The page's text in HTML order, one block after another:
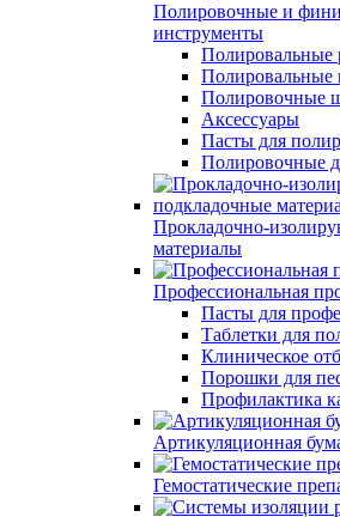
Полировочные и
инструменты
Полировальные
Полировальные
Полировочные
Аксессуары
Пасты для
Полировочные
Прокладочно-
материалы
Профессиональная
Пасты для
Таблетки для
Клиническое
Порошки для
Профилактика
Артикуляционная
Гемостатические